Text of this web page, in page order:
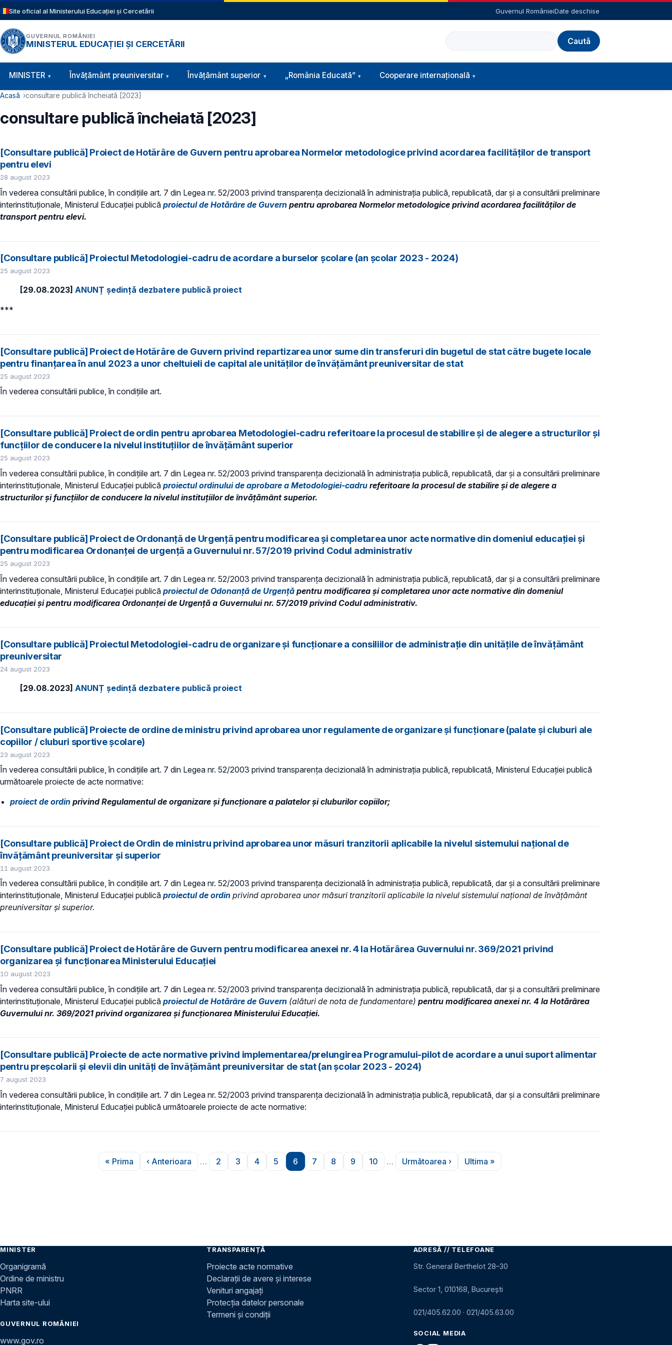
Sari la conținutul principal
Site oficial al Ministerului Educației și Cercetării Guvernul RomânieiDate deschise
GUVERNUL ROMÂNIEI
MINISTERUL EDUCAȚIEI ȘI CERCETĂRII
Caută
Navigație principală
MINISTER Învăţământ preuniversitar Învățământ superior „România Educată” Cooperare internațională
Cale de navigare
Acasă consultare publică încheiată [2023]
consultare publică încheiată [2023]
[Consultare publică] Proiect de Hotărâre de Guvern pentru aprobarea Normelor metodologice privind acordarea facilităţilor de transport
pentru elevi
28 august 2023
În vederea consultării publice, în condiţiile art. 7 din Legea nr. 52/2003 privind transparenţa decizională în administraţia publică, republicată, dar și a consultării preliminare
interinstituționale, Ministerul Educaţiei publică proiectul de Hotărâre de Guvern pentru aprobarea Normelor metodologice privind acordarea facilităţilor de
transport pentru elevi.
[Consultare publică] Proiectul Metodologiei-cadru de acordare a burselor școlare (an școlar 2023 - 2024)
25 august 2023
[29.08.2023] ANUNȚ ședință dezbatere publică proiect
***
[Consultare publică] Proiect de Hotărâre de Guvern privind repartizarea unor sume din transferuri din bugetul de stat către bugete locale
pentru finanțarea în anul 2023 a unor cheltuieli de capital ale unităţilor de învăţământ preuniversitar de stat
25 august 2023
În vederea consultării publice, în condiţiile art.
[Consultare publică] Proiect de ordin pentru aprobarea Metodologiei-cadru referitoare la procesul de stabilire şi de alegere a structurilor şi
funcţiilor de conducere la nivelul instituțiilor de învățământ superior
25 august 2023
În vederea consultării publice, în condiţiile art. 7 din Legea nr. 52/2003 privind transparenţa decizională în administraţia publică, republicată, dar și a consultării preliminare
interinstituționale, Ministerul Educaţiei publică proiectul ordinului de aprobare a Metodologiei-cadru referitoare la procesul de stabilire şi de alegere a
structurilor şi funcţiilor de conducere la nivelul instituțiilor de învățământ superior.
[Consultare publică] Proiect de Ordonanță de Urgență pentru modificarea și completarea unor acte normative din domeniul educației și
pentru modificarea Ordonanței de urgență a Guvernului nr. 57/2019 privind Codul administrativ
25 august 2023
În vederea consultării publice, în condiţiile art. 7 din Legea nr. 52/2003 privind transparenţa decizională în administraţia publică, republicată, dar și a consultării preliminare
interinstituționale, Ministerul Educaţiei publică proiectul de Odonanță de Urgență pentru modificarea și completarea unor acte normative din domeniul
educației și pentru modificarea Ordonanței de Urgență a Guvernului nr. 57/2019 privind Codul administrativ.
[Consultare publică] Proiectul Metodologiei-cadru de organizare şi funcţionare a consiliilor de administraţie din unităţile de învăţământ
preuniversitar
24 august 2023
[29.08.2023] ANUNȚ ședință dezbatere publică proiect
[Consultare publică] Proiecte de ordine de ministru privind aprobarea unor regulamente de organizare și funcționare (palate și cluburi ale
copiilor / cluburi sportive școlare)
23 august 2023
În vederea consultării publice, în condiţiile art. 7 din Legea nr. 52/2003 privind transparenţa decizională în administraţia publică, republicată, Ministerul Educaţiei publică
următoarele proiecte de acte normative:
proiect de ordin privind Regulamentul de organizare și funcționare a palatelor și cluburilor copiilor;
[Consultare publică] Proiect de Ordin de ministru privind aprobarea unor măsuri tranzitorii aplicabile la nivelul sistemului naţional de
învățământ preuniversitar și superior
11 august 2023
În vederea consultării publice, în condiţiile art. 7 din Legea nr. 52/2003 privind transparenţa decizională în administraţia publică, republicată, dar și a consultării preliminare
interinstituționale, Ministerul Educaţiei publică proiectul de ordin privind aprobarea unor măsuri tranzitorii aplicabile la nivelul sistemului naţional de învățământ
preuniversitar și superior.
[Consultare publică] Proiect de Hotărâre de Guvern pentru modificarea anexei nr. 4 la Hotărârea Guvernului nr. 369/2021 privind
organizarea şi funcţionarea Ministerului Educaţiei
10 august 2023
În vederea consultării publice, în condiţiile art. 7 din Legea nr. 52/2003 privind transparenţa decizională în administraţia publică, republicată, dar și a consultării preliminare
interinstituționale, Ministerul Educaţiei publică proiectul de Hotărâre de Guvern (alături de nota de fundamentare) pentru modificarea anexei nr. 4 la Hotărârea
Guvernului nr. 369/2021 privind organizarea şi funcţionarea Ministerului Educaţiei.
[Consultare publică] Proiecte de acte normative privind implementarea/prelungirea Programului-pilot de acordare a unui suport alimentar
pentru preşcolarii şi elevii din unităţi de învăţământ preuniversitar de stat (an școlar 2023 - 2024)
7 august 2023
În vederea consultării publice, în condiţiile art. 7 din Legea nr. 52/2003 privind transparenţa decizională în administraţia publică, republicată, dar și a consultării preliminare
interinstituționale, Ministerul Educaţiei publică următoarele proiecte de acte normative:
Prima pagină
« Prima
Pagina anterioară
‹ Anterioara …
Pagina
2
Pagina
3
Pagina
4
Pagina
5
Pagina
6
Pagina
7
Pagina
8
Pagina
9
Pagina
10 …
Pagina următoare
Următoarea ›
Ultima pagină
Ultima »
MINISTER
Organigramă
Ordine de ministru
PNRR
Harta site-ului
GUVERNUL ROMÂNIEI
www.gov.ro
TRANSPARENȚĂ
Proiecte acte normative
Declarații de avere și interese
Venituri angajați
Protecția datelor personale
Termeni și condiții
ADRESĂ // TELEFOANE
Str. General Berthelot 28–30
Sector 1, 010168, București
021/405.62.00 · 021/405.63.00
SOCIAL MEDIA